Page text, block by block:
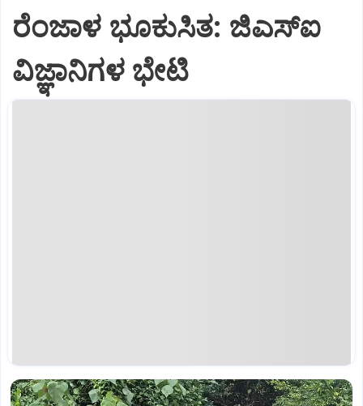
ರೆಂಜಾಳ ಭೂಕುಸಿತ: ಜಿಎಸ್‌ಐ
ವಿಜ್ಞಾನಿಗಳ ಭೇಟಿ